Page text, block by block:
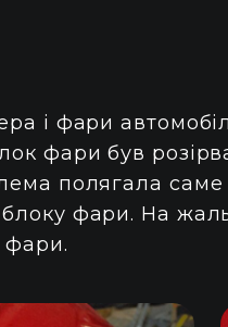
і фари
фари був
полягала
фари. На
фари.